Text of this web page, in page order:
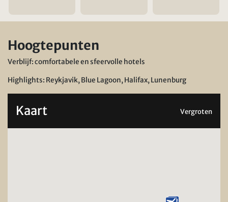
Hoogtepunten
Verblijf: comfortabele en sfeervolle hotels
Highlights: Reykjavik, Blue Lagoon, Halifax, Lunenburg
Kaart Vergroten